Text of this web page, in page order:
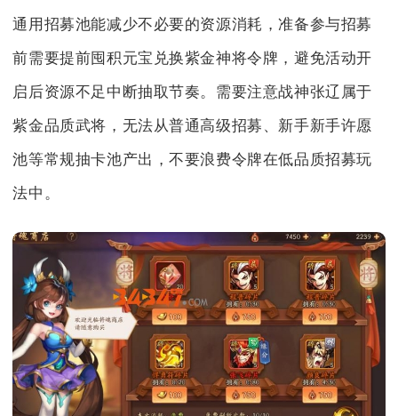
通用招募池能减少不必要的资源消耗，准备参与招募
前需要提前囤积元宝兑换紫金神将令牌，避免活动开
启后资源不足中断抽取节奏。需要注意战神张辽属于
紫金品质武将，无法从普通高级招募、新手新手许愿
池等常规抽卡池产出，不要浪费令牌在低品质招募玩
法中。